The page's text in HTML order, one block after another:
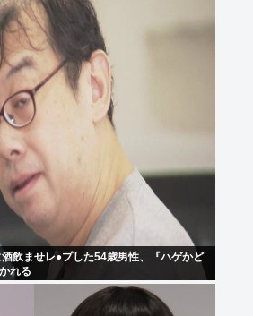
飲ませレ●プした54歳男性、『ハゲかど
れる